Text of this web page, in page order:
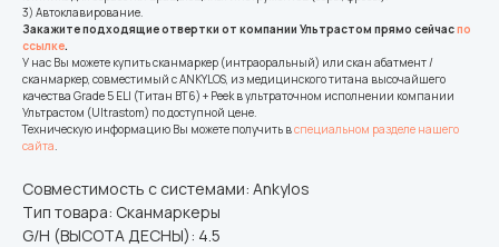
3) Автоклавирование.
Закажите подходящие отвертки от компании Ультрастом прямо сейчаспо
ссылке.
У нас Вы можете купить сканмаркер (интраоральный) или скан абатмент /
сканмаркер, совместимый с ANKYLOS, из медицинского титана высочайшего
качества Grade 5 ELI (Титан ВТ6) + Peek в ультраточном исполнении компании
Ультрастом (Ultrastom) по доступной цене.
Техническую информацию Вы можете получить вспециальном разделе нашего
сайта.
Совместимость с системами: Ankylos
Тип товара: Сканмаркеры
G/H (ВЫСОТА ДЕСНЫ): 4.5